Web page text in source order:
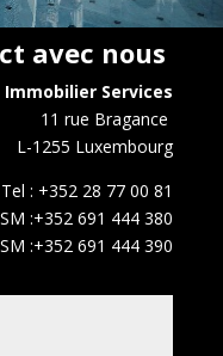
avec nous
Immobilier Services
11 rue Bragance
L-1255 Luxembourg
Tel : +352 28 77 00 81
:+352 691 444 380
:+352 691 444 390